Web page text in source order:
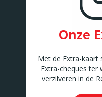
Onze
Met de Extra-kaart
Extra-cheques ter
verzilveren in de